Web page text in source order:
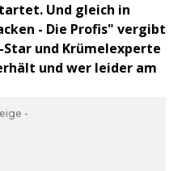
Und gleich in
- Die Profis" vergibt
und Krümelexperte
und wer leider am
-